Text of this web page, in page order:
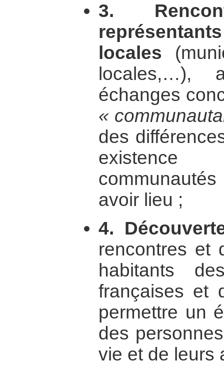
3.
locales
locales,…),
échanges
«
des
existence
avoir lieu ;
4.
rencontres et
habitants
françaises et
permettre un
des
vie et de leurs